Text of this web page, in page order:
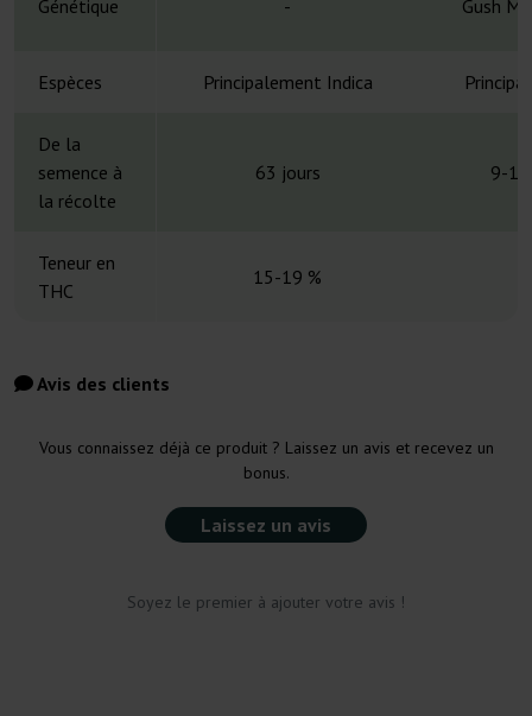
Génétique - Gush
Espèces Principalement Indica
De la
semence à
la récolte
63 jours 9-10
Teneur en
THC
15-19 %
Avis des clients
Vous connaissez déjà ce produit ? Laissez un avis et recevez un
bonus.
Laissez un avis
Soyez le premier à ajouter votre avis !